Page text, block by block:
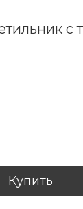
с
Купить